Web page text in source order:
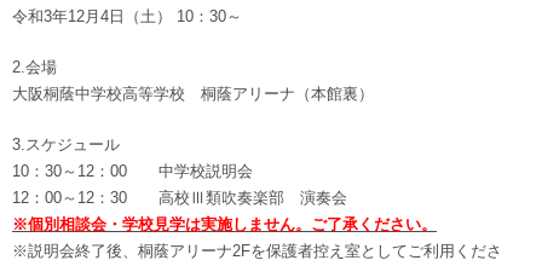
令和3年12月4日（土） 10：30～
2.会場
大阪桐蔭中学校高等学校 桐蔭アリーナ（本館裏）
3.スケジュール
10：30～12：00 中学校説明会
12：00～12：30 高校Ⅲ類吹奏楽部 演奏会
※個別相談会・学校見学は実施しません。ご了承ください。
※説明会終了後、桐蔭アリーナ2Fを保護者控え室としてご利用くださ